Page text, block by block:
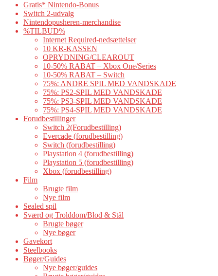
Gratis* Nintendo-Bonus
Switch 2-udvalg
Nintendopusheren-merchandise
%TILBUD%
Internet Required-nedsættelser
10 KR-KASSEN
OPRYDNING/CLEAROUT
10-50% RABAT – Xbox One/Series
10-50% RABAT – Switch
75%: ANDRE SPIL MED VANDSKADE
75%: PS2-SPIL MED VANDSKADE
75%: PS3-SPIL MED VANDSKADE
75%: PS4-SPIL MED VANDSKADE
Forudbestillinger
Switch 2(Forudbestilling)
Evercade (forudbestilling)
Switch (forudbestilling)
Playstation 4 (forudbestilling)
Playstation 5 (forudbestilling)
Xbox (forudbestilling)
Film
Brugte film
Nye film
Sealed spil
Sværd og Trolddom/Blod & Stål
Brugte bøger
Nye bøger
Gavekort
Steelbooks
Bøger/Guides
Nye bøger/guides